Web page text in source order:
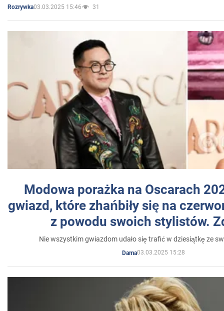
Rozrywka03.03.2025 15:46 31
Modowa porażka na Oscarach
gwiazd, które zhańbiły się na
z powodu swoich stylistów.
Nie wszystkim gwiazdom udało się trafić w dziesiątkę ze
Dama03.03.2025 15:28